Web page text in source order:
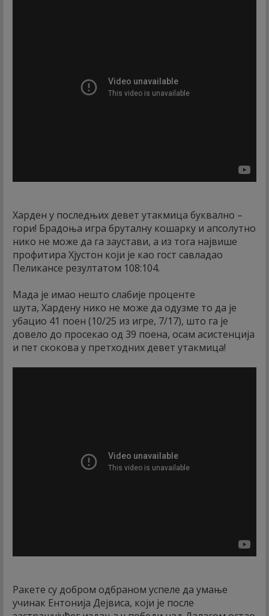
Харден у последњих девет утакмица буквално –
гори! Брадоња игра бруталну кошарку и апсолутно
нико не може да га заустави, а из тога највише
профитира Хјустон који је као гост савладао
Пеликансе резултатом 108:104.
Мада је имао нешто слабије проценте
шута, Хардену нико не може да одузме то да је
убацио 41 поен (10/25 из игре, 7/17), што га је
довело до просекао од 39 поена, осам асистенција
и пет скокова у претходних девет утакмица!
Ракете су добром одбраном успеле да умање
учинак Ентонија Дејвиса, који је после